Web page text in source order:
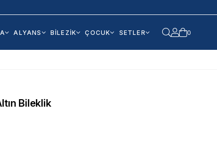
ALYANS BİLEZİK ÇOCUK SETLER 0
Bileklik